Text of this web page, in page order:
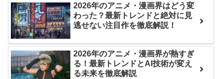
偽りの勇者伝承- 第4話 感
想：敵を探すよりトアの書
を餌に誘き出す作戦！
【画像】発達障害の子ど
もはこの絵の意味がすぐに
分からないらしい
ディズニーが「大課金時
代」に突入！アトラクショ
ンパスがどれもこれも1500
円の課金チケに
海外「日本よ、お前がナ
ンバーワンだ」 熊本地震直
2026年のアニメ・漫画界はどう変
わった？最新トレンドと絶対に見
逃せない注目作を徹底解説！
2026年のアニメ・漫画界が熱すぎ
る！最新トレンドとAI技術が変え
る未来を徹底解説